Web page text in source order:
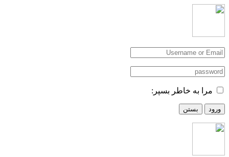
مرا به خاطر بسپر:
ورود بستن